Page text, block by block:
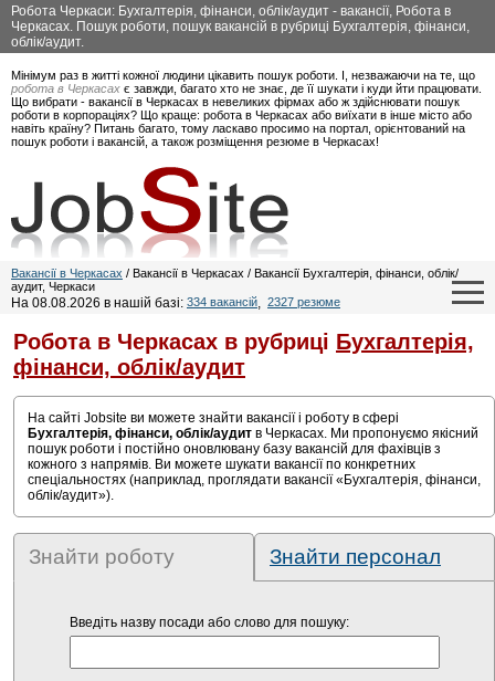
Робота Черкаси: Бухгалтерія, фінанси, облік/аудит - вакансії, Робота в
Черкасах. Пошук роботи, пошук вакансій в рубриці Бухгалтерія, фінанси,
облік/аудит.
Мінімум раз в житті кожної людини цікавить пошук роботи. І, незважаючи на те, що
робота в Черкасах є завжди, багато хто не знає, де її шукати і куди йти працювати.
Що вибрати - вакансії в Черкасах в невеликих фірмах або ж здійснювати пошук
роботи в корпораціях? Що краще: робота в Черкасах або виїхати в інше місто або
навіть країну? Питань багато, тому ласкаво просимо на портал, орієнтований на
пошук роботи і вакансій, а також розміщення резюме в Черкасах!
Вакансії в Черкасах / Вакансії в Черкасах / Вакансії Бухгалтерія, фінанси, облік/
аудит, Черкаси
На 08.08.2026 в нашій базі: 334 вакансій, 2327 резюме
Робота в Черкасах в рубриці Бухгалтерія,
фінанси, облік/аудит
На сайті Jobsite ви можете знайти вакансії і роботу в сфері
Бухгалтерія, фінанси, облік/аудит в Черкасах. Ми пропонуємо якісний
пошук роботи і постійно оновлювану базу вакансій для фахівців з
кожного з напрямів. Ви можете шукати вакансії по конкретних
спеціальностях (наприклад, проглядати вакансії «Бухгалтерія, фінанси,
облік/аудит»).
Знайти роботу Знайти персонал
Введіть назву посади або слово для пошуку: